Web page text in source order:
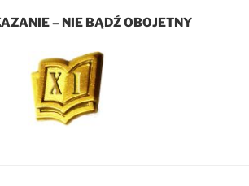
– NIE BĄDŹ OBOJETNY